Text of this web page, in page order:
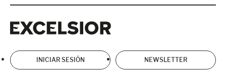
INICIAR SESIÓN NEWSLETTER